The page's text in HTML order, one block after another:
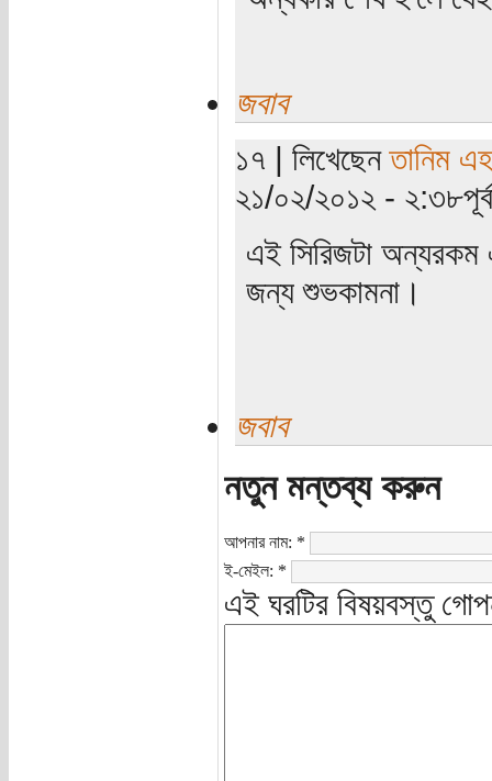
জবাব
১৭ | লিখেছেনতানিম
২১/০২/২০১২ -
এই সিরিজটা অন্যরকম
জন্য শুভকামনা।
জবাব
নতুন মন্তব্য করুন
আপনার নাম: *
ই-মেইল: *
এই ঘরটির বিষয়বস্তু